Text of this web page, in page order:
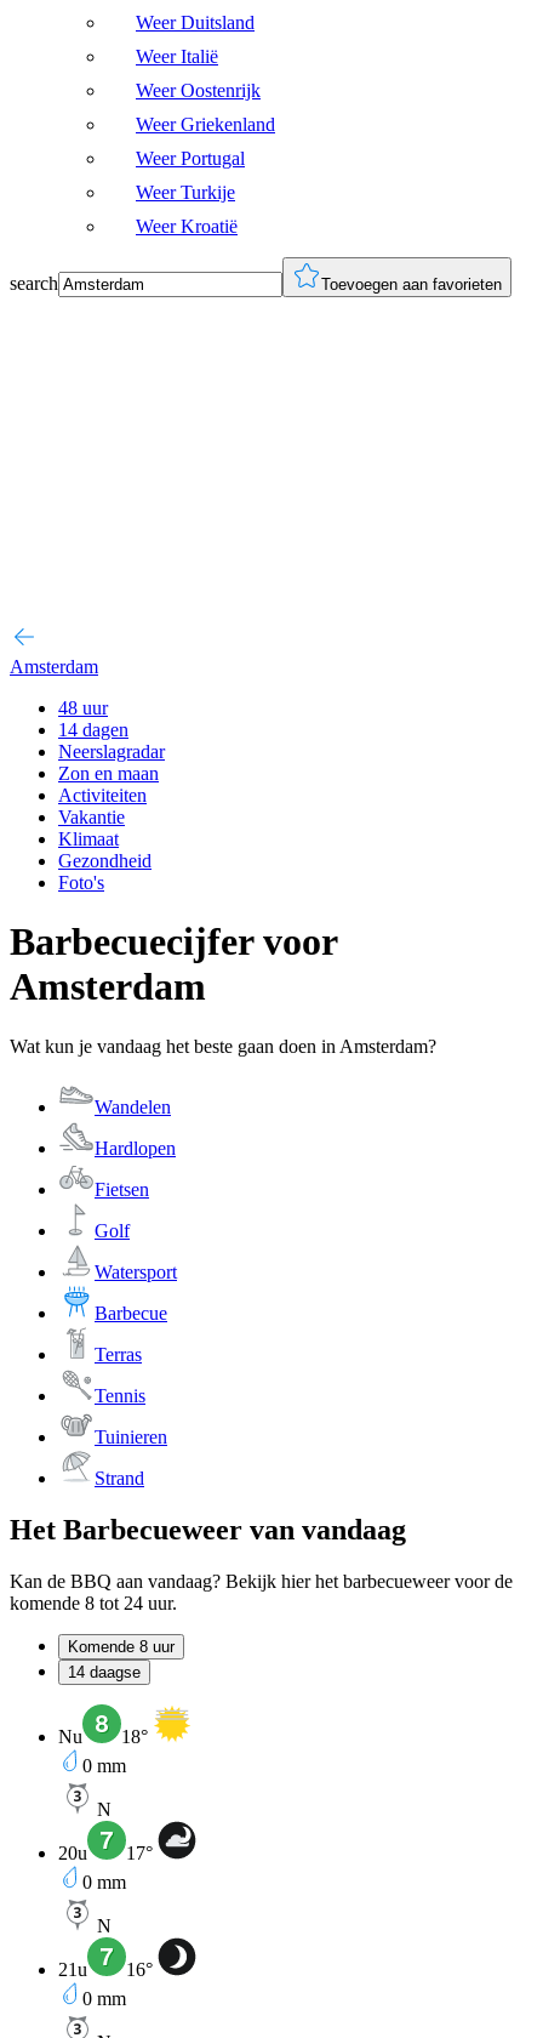
Weer Duitsland
Weer Italië
Weer Oostenrijk
Weer Griekenland
Weer Portugal
Weer Turkije
Weer Kroatië
search Toevoegen aan favorieten
Amsterdam
48 uur
14 dagen
Neerslagradar
Zon en maan
Activiteiten
Vakantie
Klimaat
Gezondheid
Foto's
Barbecuecijfer voor
Amsterdam
Wat kun je vandaag het beste gaan doen in Amsterdam?
Wandelen
Hardlopen
Fietsen
Golf
Watersport
Barbecue
Terras
Tennis
Tuinieren
Strand
Het Barbecueweer van vandaag
Kan de BBQ aan vandaag? Bekijk hier het barbecueweer voor de
komende 8 tot 24 uur.
Komende 8 uur
14 daagse
Nu 18°
0 mm
N
20u 17°
0 mm
N
21u 16°
0 mm